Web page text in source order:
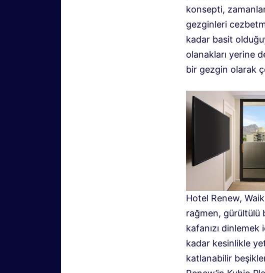
konsepti,
gezginleri
kadar basit
olanakları yerine
bir gezgin olarak
Hotel Renew,
rağmen, gürültülü
kafanızı
kadar kesinlikle
katlanabilir